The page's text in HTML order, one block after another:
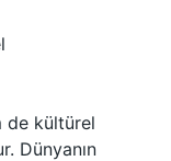
de kültürel
Dünyanın